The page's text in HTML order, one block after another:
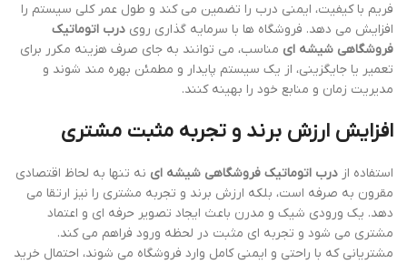
فریم با کیفیت، ایمنی درب را تضمین می کند و طول عمر کلی سیستم را
افزایش می دهد. فروشگاه ها با سرمایه گذاری روی درب اتوماتیک
فروشگاهی شیشه ای مناسب، می توانند به جای صرف هزینه مکرر برای
تعمیر یا جایگزینی، از یک سیستم پایدار و مطمئن بهره مند شوند و
مدیریت زمان و منابع خود را بهینه کنند.
افزایش ارزش برند و تجربه مثبت مشتری
استفاده از درب اتوماتیک فروشگاهی شیشه ای نه تنها به لحاظ اقتصادی
مقرون به صرفه است، بلکه ارزش برند و تجربه مشتری را نیز ارتقا می
دهد. یک ورودی شیک و مدرن باعث ایجاد تصویر حرفه ای و اعتماد
مشتری می شود و تجربه ای مثبت در لحظه ورود فراهم می کند.
مشتریانی که با راحتی و ایمنی کامل وارد فروشگاه می شوند، احتمال خرید